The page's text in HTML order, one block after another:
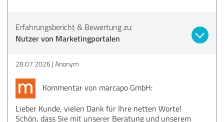
Erfahrungsbericht & Bewertung zu:
Nutzer von Marketingportalen
28.07.2026 Anonym
Kommentar von marcapo GmbH:
Lieber Kunde, vielen Dank für Ihre netten Worte!
Schön, dass Sie mit unserer Beratung und unserem